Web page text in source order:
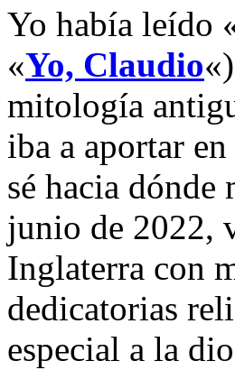
Yo había leído
«Yo, Claudio
mitología
iba a aportar
sé hacia dónde
junio de 2022,
Inglaterra con
dedicatorias
especial a la